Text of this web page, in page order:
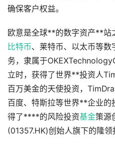
确保客户权益。
欧意是全球**的数字资产**站
比特币、莱特币、以太币等数
务，隶属于
立时，获得了世界**投资人
百万美金的天使投资，
百度、特斯拉等世界**企业的
得了****的风险投资基金策源
(01357.HK)创始人旗下的隆领